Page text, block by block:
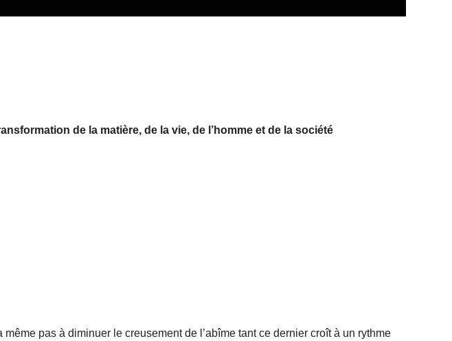
de la matière, de la vie, de l’homme et de la société
pas à diminuer le creusement de l’abîme tant ce dernier croît à un rythme